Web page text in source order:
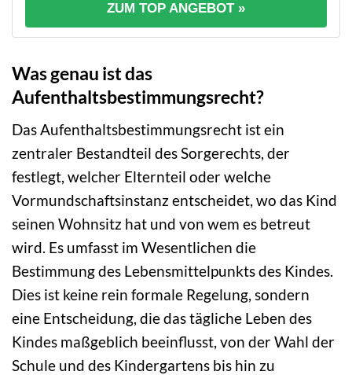
ZUM TOP ANGEBOT »
Was genau ist das
Aufenthaltsbestimmungsrecht?
Das Aufenthaltsbestimmungsrecht ist ein
zentraler Bestandteil des Sorgerechts, der
festlegt, welcher Elternteil oder welche
Vormundschaftsinstanz entscheidet, wo das Kind
seinen Wohnsitz hat und von wem es betreut
wird. Es umfasst im Wesentlichen die
Bestimmung des Lebensmittelpunkts des Kindes.
Dies ist keine rein formale Regelung, sondern
eine Entscheidung, die das tägliche Leben des
Kindes maßgeblich beeinflusst, von der Wahl der
Schule und des Kindergartens bis hin zu